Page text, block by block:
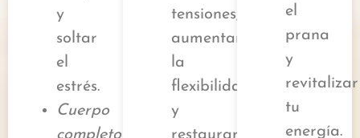
y
soltar
el
estrés.
Cuerpo
tensiones,
aumentar
la
flexibilidad
y
el
prana
y
revitalizar
tu
energía.